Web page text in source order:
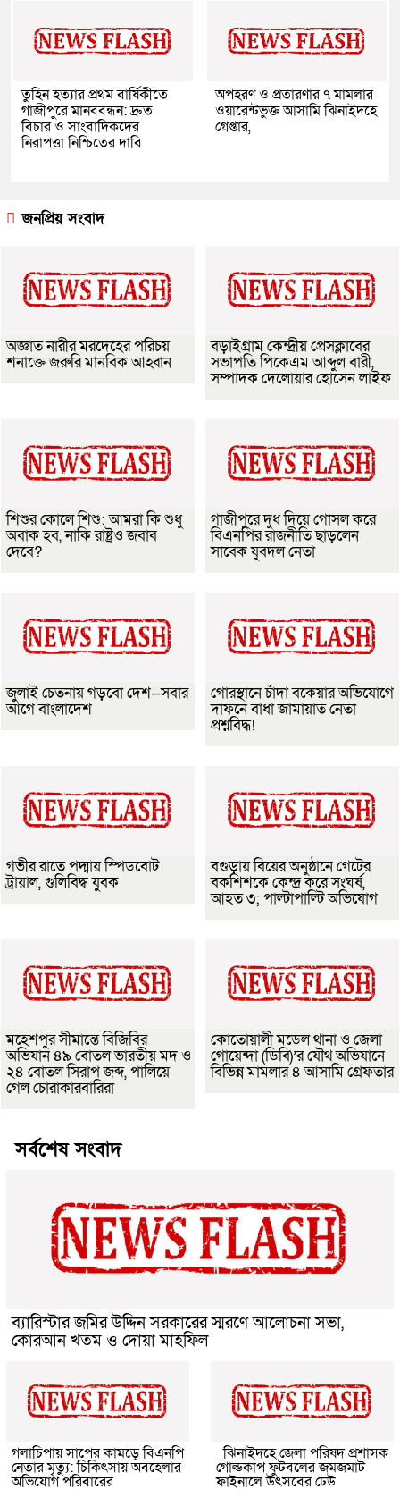
তুহিন হত্যার প্রথম বার্ষিকীতে
গাজীপুরে মানববন্ধন: দ্রুত
বিচার ও সাংবাদিকদের
নিরাপত্তা নিশ্চিতের দাবি
অপহরণ ও প্রতারণার ৭ মামলার
ওয়ারেন্টভুক্ত আসামি ঝিনাইদহে
গ্রেপ্তার,
জনপ্রিয় সংবাদ
অজ্ঞাত নারীর মরদেহের পরিচয়
শনাক্তে জরুরি মানবিক আহ্বান
বড়াইগ্রাম কেন্দ্রীয় প্রেসক্লাবের
সভাপতি পিকেএম আব্দুল বারী,
সম্পাদক দেলোয়ার হোসেন লাইফ
শিশুর কোলে শিশু: আমরা কি শুধু
অবাক হব, নাকি রাষ্ট্রও জবাব
দেবে?
গাজীপুরে দুধ দিয়ে গোসল করে
বিএনপির রাজনীতি ছাড়লেন
সাবেক যুবদল নেতা
জুলাই চেতনায় গড়বো দেশ—সবার
আগে বাংলাদেশ
গোরস্থানে চাঁদা বকেয়ার অভিযোগে
দাফনে বাধা জামায়াত নেতা
প্রশ্নবিদ্ধ!
গভীর রাতে পদ্মায় স্পিডবোট
ট্রায়াল, গুলিবিদ্ধ যুবক
বগুড়ায় বিয়ের অনুষ্ঠানে গেটের
বকশিশকে কেন্দ্র করে সংঘর্ষ,
আহত ৩; পাল্টাপাল্টি অভিযোগ
মহেশপুর সীমান্তে বিজিবির
অভিযান ৪৯ বোতল ভারতীয় মদ ও
২৪ বোতল সিরাপ জব্দ, পালিয়ে
গেল চোরাকারবারিরা
কোতোয়ালী মডেল থানা ও জেলা
গোয়েন্দা (ডিবি)’র যৌথ অভিযানে
বিভিন্ন মামলার ৪ আসামি গ্রেফতার
সর্বশেষ সংবাদ
ব্যারিস্টার জমির উদ্দিন সরকারের স্মরণে আলোচনা সভা,
কোরআন খতম ও দোয়া মাহফিল
গলাচিপায় সাপের কামড়ে বিএনপি
নেতার মৃত্যু: চিকিৎসায় অবহেলার
অভিযোগ পরিবারের
ঝিনাইদহে জেলা পরিষদ প্রশাসক
গোল্ডকাপ ফুটবলের জমজমাট
ফাইনালে উৎসবের ঢেউ